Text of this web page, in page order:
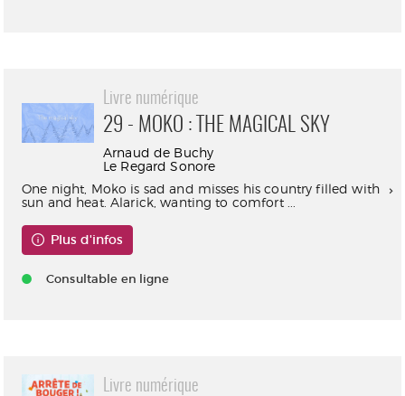
Livre numérique
29 - MOKO : THE MAGICAL SKY
Arnaud de Buchy
Le Regard Sonore
One night, Moko is sad and misses his country filled with
sun and heat. Alarick, wanting to comfort ...
Plus d'infos
Consultable en ligne
Livre numérique